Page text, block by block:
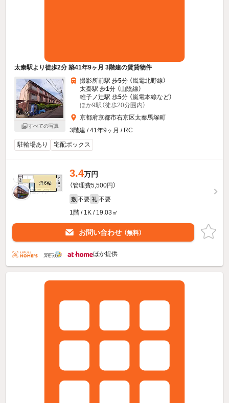
太秦駅より徒歩2分 築41年9ヶ月 3階建の賃貸物件
すべての写真
撮影所前駅 歩5分 （嵐電北野線）
太秦駅 歩1分 （山陰線）
帷子ノ辻駅 歩5分 （嵐電本線など）
ほか9駅（徒歩20分圏内）
京都府京都市右京区太秦馬塚町
3階建 / 41年9ヶ月 / RC
駐輪場あり
宅配ボックス
3.4万円
（管理費5,500円）
敷 不要 礼 不要
1階 / 1K / 19.03㎡
お問い合わせ （無料）
ほか提供